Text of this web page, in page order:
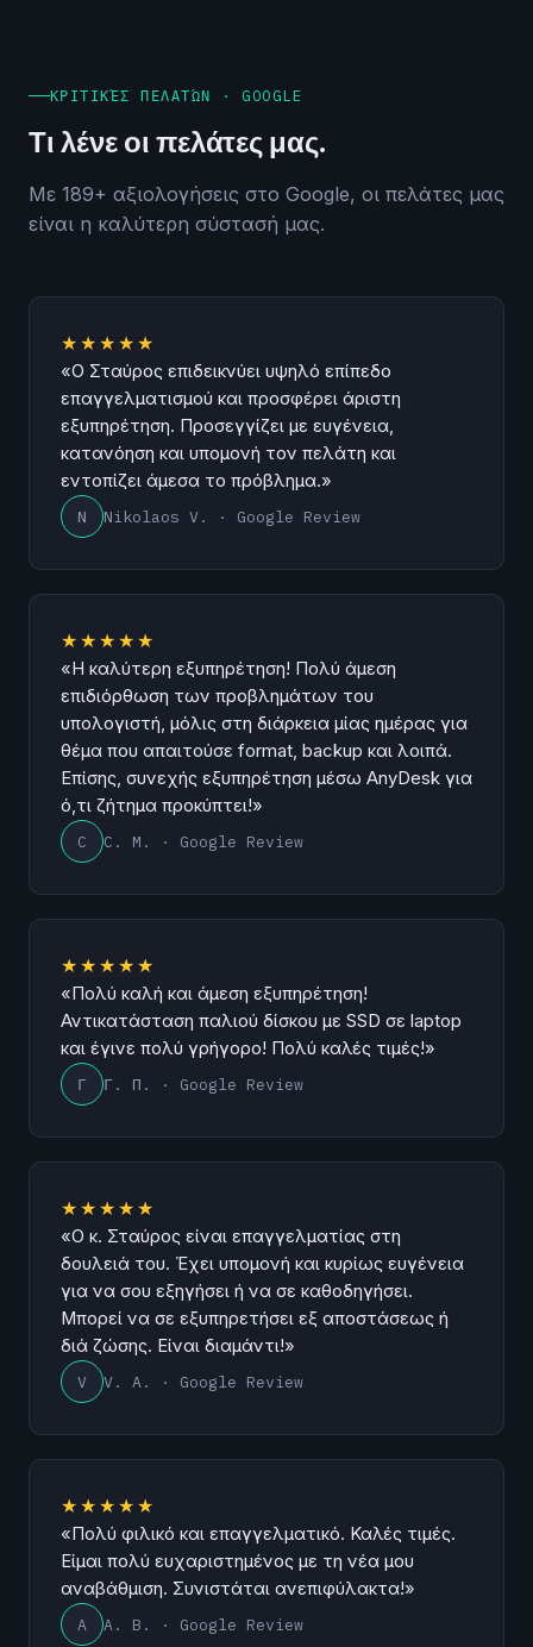
ΚΡΙΤΙΚΈΣ ΠΕΛΑΤΏΝ · GOOGLE
Τι λένε οι πελάτες μας.
Με 189+ αξιολογήσεις στο Google, οι πελάτες μας
είναι η καλύτερη σύστασή μας.
★★★★★
«Ο Σταύρος επιδεικνύει υψηλό επίπεδο
επαγγελματισμού και προσφέρει άριστη
εξυπηρέτηση. Προσεγγίζει με ευγένεια,
κατανόηση και υπομονή τον πελάτη και
εντοπίζει άμεσα το πρόβλημα.»
Ν Nikolaos V. · Google Review
★★★★★
«Η καλύτερη εξυπηρέτηση! Πολύ άμεση
επιδιόρθωση των προβλημάτων του
υπολογιστή, μόλις στη διάρκεια μίας ημέρας για
θέμα που απαιτούσε format, backup και λοιπά.
Επίσης, συνεχής εξυπηρέτηση μέσω AnyDesk για
ό,τι ζήτημα προκύπτει!»
C C. M. · Google Review
★★★★★
«Πολύ καλή και άμεση εξυπηρέτηση!
Αντικατάσταση παλιού δίσκου με SSD σε laptop
και έγινε πολύ γρήγορο! Πολύ καλές τιμές!»
Γ Γ. Π. · Google Review
★★★★★
«Ο κ. Σταύρος είναι επαγγελματίας στη
δουλειά του. Έχει υπομονή και κυρίως ευγένεια
για να σου εξηγήσει ή να σε καθοδηγήσει.
Μπορεί να σε εξυπηρετήσει εξ αποστάσεως ή
διά ζώσης. Είναι διαμάντι!»
V V. A. · Google Review
★★★★★
«Πολύ φιλικό και επαγγελματικό. Καλές τιμές.
Είμαι πολύ ευχαριστημένος με τη νέα μου
αναβάθμιση. Συνιστάται ανεπιφύλακτα!»
A A. B. · Google Review